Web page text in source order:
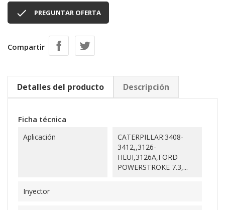
 PREGUNTAR OFERTA
Compartir
Detalles del producto Descripción
Ficha técnica
Aplicación
CATERPILLAR:3408-
3412,,3126-
HEUI,3126A,FORD
POWERSTROKE 7.3,...
Inyector